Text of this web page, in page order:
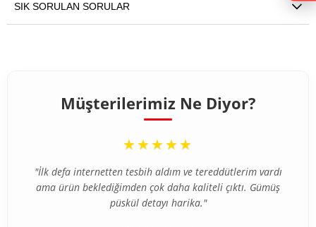
SIK SORULAN SORULAR
Müşterilerimiz Ne Diyor?
“
★★★★★
"İlk defa internetten tesbih aldım ve tereddütlerim vardı
ama ürün beklediğimden çok daha kaliteli çıktı. Gümüş
püskül detayı harika."